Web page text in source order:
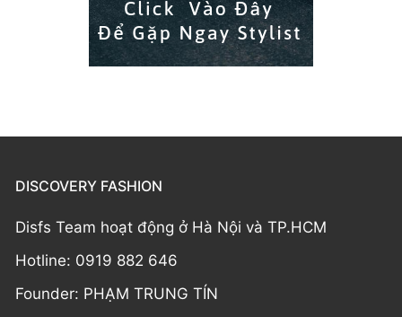
DISCOVERY FASHION
Disfs Team hoạt động ở Hà Nội và TP.HCM
Hotline: 0919 882 646
Founder: PHẠM TRUNG TÍN